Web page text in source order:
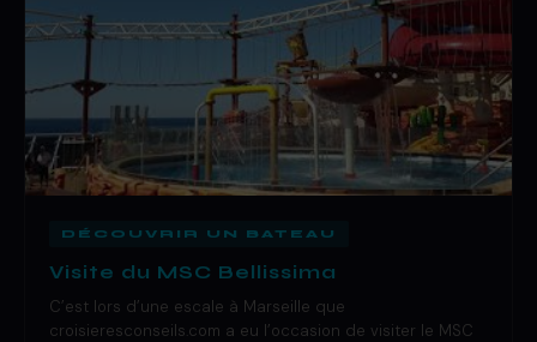
DÉCOUVRIR UN BATEAU
Visite du MSC Bellissima
C’est lors d’une escale à Marseille que
croisieresconseils.com a eu l’occasion de visiter le MSC